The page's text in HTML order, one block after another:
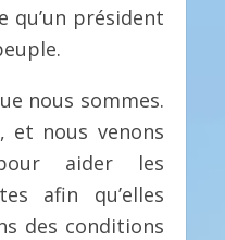
qu’un président
nous sommes.
et nous venons
aider les
afin qu’elles
des conditions